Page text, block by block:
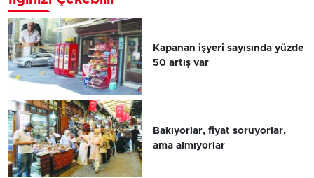
Kapanan işyeri sayısında yüzde
50 artış var
Bakıyorlar, fiyat soruyorlar,
ama almıyorlar